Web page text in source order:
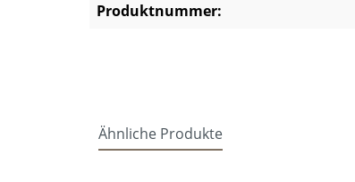
Produktnummer:
Ähnliche Produkte